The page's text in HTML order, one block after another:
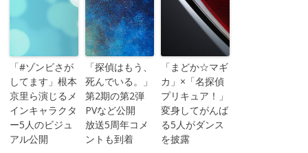
「#ゾンビさが
してます」根本
京里ら演じるメ
インキャラクタ
ー5人のビジュ
アル公開
「探偵はもう、
死んでいる。」
第2期の第2弾
PVなど公開
放送5周年コメ
ントも到着
「まどか☆マギ
カ」×「名探偵
プリキュア！」
変身してがんば
る5人がダンス
を披露